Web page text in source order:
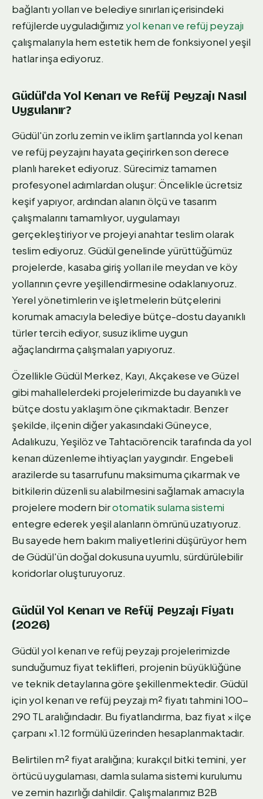
bağlantı yolları ve belediye sınırları içerisindeki
refüjlerde uyguladığımız yol kenarı ve refüj peyzajı
çalışmalarıyla hem estetik hem de fonksiyonel yeşil
hatlar inşa ediyoruz.
Güdül'da Yol Kenarı ve Refüj Peyzajı Nasıl
Uygulanır?
Güdül'ün zorlu zemin ve iklim şartlarında yol kenarı
ve refüj peyzajını hayata geçirirken son derece
planlı hareket ediyoruz. Sürecimiz tamamen
profesyonel adımlardan oluşur: Öncelikle ücretsiz
keşif yapıyor, ardından alanın ölçü ve tasarım
çalışmalarını tamamlıyor, uygulamayı
gerçekleştiriyor ve projeyi anahtar teslim olarak
teslim ediyoruz. Güdül genelinde yürüttüğümüz
projelerde, kasaba giriş yolları ile meydan ve köy
yollarının çevre yeşillendirmesine odaklanıyoruz.
Yerel yönetimlerin ve işletmelerin bütçelerini
korumak amacıyla belediye bütçe-dostu dayanıklı
türler tercih ediyor, susuz iklime uygun
ağaçlandırma çalışmaları yapıyoruz.
Özellikle Güdül Merkez, Kayı, Akçakese ve Güzel
gibi mahallelerdeki projelerimizde bu dayanıklı ve
bütçe dostu yaklaşım öne çıkmaktadır. Benzer
şekilde, ilçenin diğer yakasındaki Güneyce,
Adalıkuzu, Yeşilöz ve Tahtacıörencik tarafında da yol
kenarı düzenleme ihtiyaçları yaygındır. Engebeli
arazilerde su tasarrufunu maksimuma çıkarmak ve
bitkilerin düzenli su alabilmesini sağlamak amacıyla
projelere modern birotomatik sulama sistemi
entegre ederek yeşil alanların ömrünü uzatıyoruz.
Bu sayede hem bakım maliyetlerini düşürüyor hem
de Güdül'ün doğal dokusuna uyumlu, sürdürülebilir
koridorlar oluşturuyoruz.
Güdül Yol Kenarı ve Refüj Peyzajı Fiyatı
(2026)
Güdül yol kenarı ve refüj peyzajı projelerimizde
sunduğumuz fiyat teklifleri, projenin büyüklüğüne
ve teknik detaylarına göre şekillenmektedir. Güdül
için yol kenarı ve refüj peyzajı m² fiyatı tahmini 100-
290 TL aralığındadır. Bu fiyatlandırma, baz fiyat × ilçe
çarpanı ×1.12 formülü üzerinden hesaplanmaktadır.
Belirtilen m² fiyat aralığına; kurakçıl bitki temini, yer
örtücü uygulaması, damla sulama sistemi kurulumu
ve zemin hazırlığı dahildir. Çalışmalarımız B2B